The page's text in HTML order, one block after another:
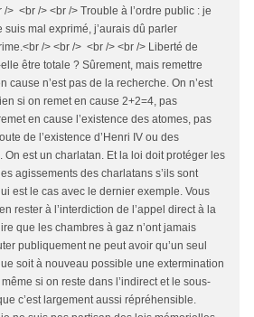
/> <br /> <br /> Trouble à l’ordre public : je
suis mal exprimé, j’aurais dû parler
/> <br /> <br /> <br /> Liberté de
être totale ? Sûrement, mais remettre
cause n’est pas de la recherche. On n’est
si on remet en cause 2+2=4, pas
en cause l’existence des atomes, pas
de l’existence d’Henri IV ou des
On est un charlatan. Et la loi doit protéger les
agissements des charlatans s’ils sont
est le cas avec le dernier exemple. Vous
rester à l’interdiction de l’appel direct à la
que les chambres à gaz n’ont jamais
publiquement ne peut avoir qu’un seul
soit à nouveau possible une extermination
si on reste dans l’indirect et le sous-
c’est largement aussi répréhensible.